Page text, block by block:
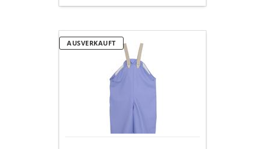
Matschhose
Regenhose,
AUSVERKAUFT